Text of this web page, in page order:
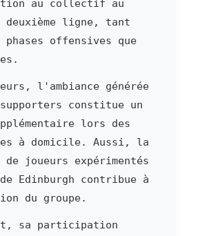
au collectif au
deuxième ligne, tant
phases offensives que
l'ambiance générée
constitue un
lors des
à domicile. Aussi, la
de joueurs expérimentés
Edinburgh contribue à
du groupe.
sa participation